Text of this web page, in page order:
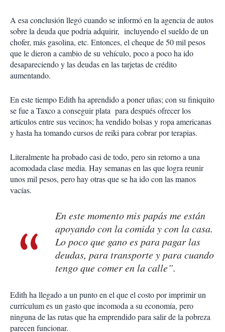
A esa conclusión llegó cuando se informó en la agencia de autos
sobre la deuda que podría adquirir, incluyendo el sueldo de un
chofer, más gasolina, etc. Entonces, el cheque de 50 mil pesos
que le dieron a cambio de su vehículo, poco a poco ha ido
desapareciendo y las deudas en las tarjetas de crédito
aumentando.
En este tiempo Edith ha aprendido a poner uñas; con su finiquito
se fue a Taxco a conseguir plata para después ofrecer los
artículos entre sus vecinos; ha vendido bolsas y ropa americanas
y hasta ha tomando cursos de reiki para cobrar por terapias.
Literalmente ha probado casi de todo, pero sin retorno a una
acomodada clase media. Hay semanas en las que logra reunir
unos mil pesos, pero hay otras que se ha ido con las manos
vacías.
En este momento mis papás me están
apoyando con la comida y con la casa.
Lo poco que gano es para pagar las
deudas, para transporte y para cuando
tengo que comer en la calle”.
Edith ha llegado a un punto en el que el costo por imprimir un
currículum es un gasto que incomoda a su economía, pero
ninguna de las rutas que ha emprendido para salir de la pobreza
parecen funcionar.